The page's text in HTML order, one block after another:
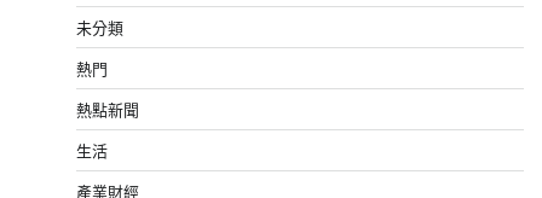
未分類
熱門
熱點新聞
生活
產業財經